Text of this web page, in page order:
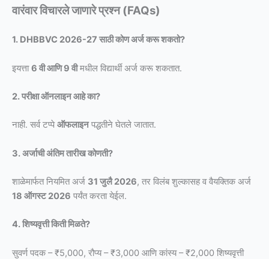
वारंवार विचारले जाणारे प्रश्न (FAQs)
1. DHBBVC 2026-27 साठी कोण अर्ज करू शकतो?
इयत्ता6 वी आणि 9 वीमधील विद्यार्थी अर्ज करू शकतात.
2. परीक्षा ऑनलाइन आहे का?
नाही. सर्व टप्पेऑफलाइनपद्धतीने घेतले जातात.
3. अर्जाची अंतिम तारीख कोणती?
शाळेमार्फत नियमित अर्ज 31 जुलै 2026, तर विलंब शुल्कासह व वैयक्तिक अर्ज
18 ऑगस्ट 2026 पर्यंत करता येईल.
4. शिष्यवृत्ती किती मिळते?
सुवर्ण पदक – ₹5,000, रौप्य – ₹3,000 आणि कांस्य – ₹2,000 शिष्यवृत्ती